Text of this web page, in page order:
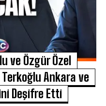
ve Özgür Özel
Ankara ve
Deşifre Etti